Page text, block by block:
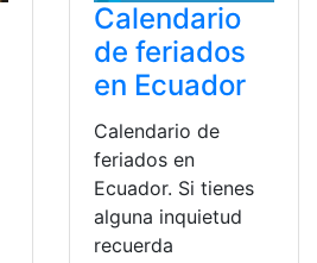
Calendario
de feriados
en Ecuador
Calendario de
feriados en
Ecuador. Si tienes
alguna inquietud
recuerda